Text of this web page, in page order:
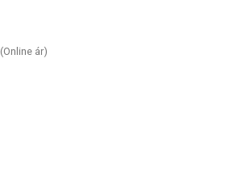
(Online ár)